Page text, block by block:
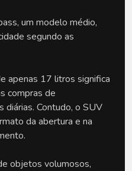
um modelo médio,
segundo as
apenas 17 litros significa
compras de
diárias. Contudo, o SUV
da abertura e na
objetos volumosos,